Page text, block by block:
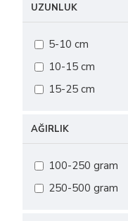
UZUNLUK
5-10 cm
10-15 cm
15-25 cm
AĞIRLIK
100-250 gram
250-500 gram